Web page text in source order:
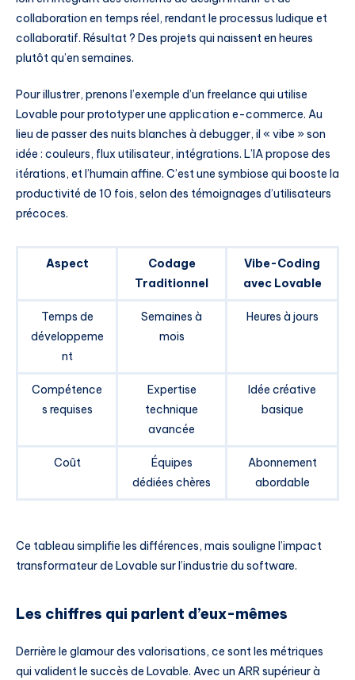
collaboration en temps réel, rendant le processus ludique et
collaboratif. Résultat ? Des projets qui naissent en heures
plutôt qu’en semaines.
Pour illustrer, prenons l’exemple d’un freelance qui utilise
Lovable pour prototyper une application e-commerce. Au
lieu de passer des nuits blanches à debugger, il « vibe » son
idée : couleurs, flux utilisateur, intégrations. L’IA propose des
itérations, et l’humain affine. C’est une symbiose qui booste la
productivité de 10 fois, selon des témoignages d’utilisateurs
précoces.
Aspect
Codage
Traditionnel
Vibe-Coding
avec Lovable
Temps de
développeme
nt
Semaines à
mois
Heures à jours
Compétence
s requises
Expertise
technique
avancée
Idée créative
basique
Coût
Équipes
dédiées chères
Abonnement
abordable
Ce tableau simplifie les différences, mais souligne l’impact
transformateur de Lovable sur l’industrie du software.
Les chiffres qui parlent d’eux-mêmes
Derrière le glamour des valorisations, ce sont les métriques
qui valident le succès de Lovable. Avec un ARR supérieur à